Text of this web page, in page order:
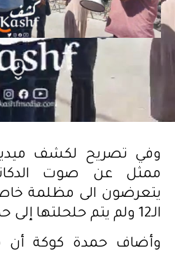
وفي تصريح لكشف
ممثل عن صوت
يتعرضون الى مظلمة
الـ12 ولم يتم حلحلتها إلى حد اليوم.
وأضاف حمدة كوكة أن